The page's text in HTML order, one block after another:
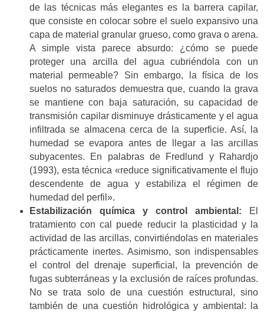
de las técnicas más elegantes es la barrera capilar,
que consiste en colocar sobre el suelo expansivo una
capa de material granular grueso, como grava o arena.
A simple vista parece absurdo: ¿cómo se puede
proteger una arcilla del agua cubriéndola con un
material permeable? Sin embargo, la física de los
suelos no saturados demuestra que, cuando la grava
se mantiene con baja saturación, su capacidad de
transmisión capilar disminuye drásticamente y el agua
infiltrada se almacena cerca de la superficie. Así, la
humedad se evapora antes de llegar a las arcillas
subyacentes. En palabras de Fredlund y Rahardjo
(1993), esta técnica «reduce significativamente el flujo
descendente de agua y estabiliza el régimen de
humedad del perfil».
Estabilización química y control ambiental:
El
tratamiento con cal puede reducir la plasticidad y la
actividad de las arcillas, convirtiéndolas en materiales
prácticamente inertes. Asimismo, son indispensables
el control del drenaje superficial, la prevención de
fugas subterráneas y la exclusión de raíces profundas.
No se trata solo de una cuestión estructural, sino
también de una cuestión hidrológica y ambiental: la